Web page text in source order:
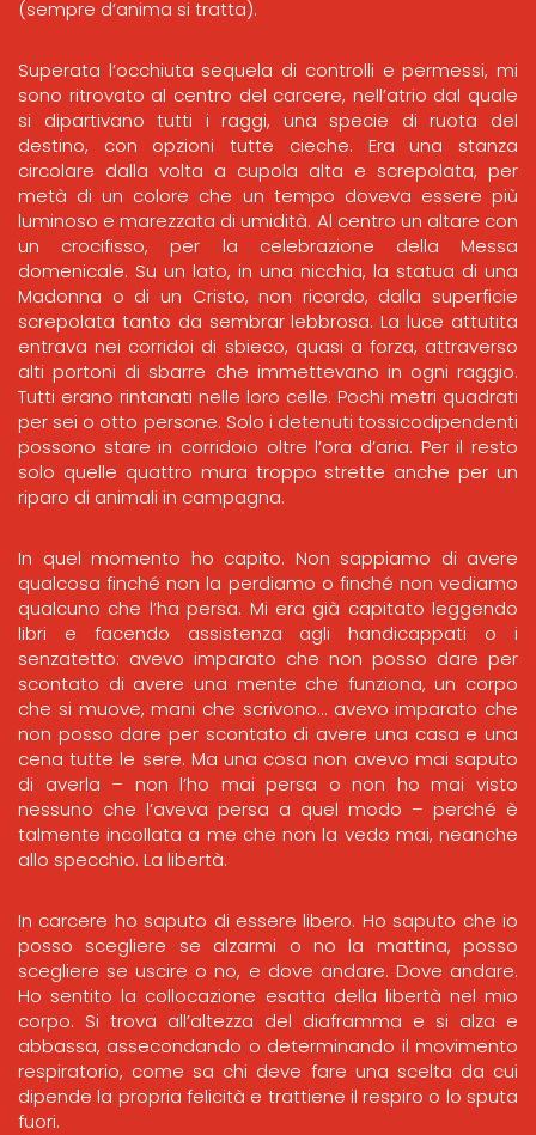
(sempre d’anima si tratta).
Superata l’occhiuta sequela di controlli e permessi, mi
sono ritrovato al centro del carcere, nell’atrio dal quale
si dipartivano tutti i raggi, una specie di ruota del
destino, con opzioni tutte cieche. Era una stanza
circolare dalla volta a cupola alta e screpolata, per
metà di un colore che un tempo doveva essere più
luminoso e marezzata di umidità. Al centro un altare con
un crocifisso, per la celebrazione della Messa
domenicale. Su un lato, in una nicchia, la statua di una
Madonna o di un Cristo, non ricordo, dalla superficie
screpolata tanto da sembrar lebbrosa. La luce attutita
entrava nei corridoi di sbieco, quasi a forza, attraverso
alti portoni di sbarre che immettevano in ogni raggio.
Tutti erano rintanati nelle loro celle. Pochi metri quadrati
per sei o otto persone. Solo i detenuti tossicodipendenti
possono stare in corridoio oltre l’ora d’aria. Per il resto
solo quelle quattro mura troppo strette anche per un
riparo di animali in campagna.
In quel momento ho capito. Non sappiamo di avere
qualcosa finché non la perdiamo o finché non vediamo
qualcuno che l’ha persa. Mi era già capitato leggendo
libri e facendo assistenza agli handicappati o i
senzatetto: avevo imparato che non posso dare per
scontato di avere una mente che funziona, un corpo
che si muove, mani che scrivono… avevo imparato che
non posso dare per scontato di avere una casa e una
cena tutte le sere. Ma una cosa non avevo mai saputo
di averla – non l’ho mai persa o non ho mai visto
nessuno che l’aveva persa a quel modo – perché è
talmente incollata a me che non la vedo mai, neanche
allo specchio. La libertà.
In carcere ho saputo di essere libero. Ho saputo che io
posso scegliere se alzarmi o no la mattina, posso
scegliere se uscire o no, e dove andare. Dove andare.
Ho sentito la collocazione esatta della libertà nel mio
corpo. Si trova all’altezza del diaframma e si alza e
abbassa, assecondando o determinando il movimento
respiratorio, come sa chi deve fare una scelta da cui
dipende la propria felicità e trattiene il respiro o lo sputa
fuori.